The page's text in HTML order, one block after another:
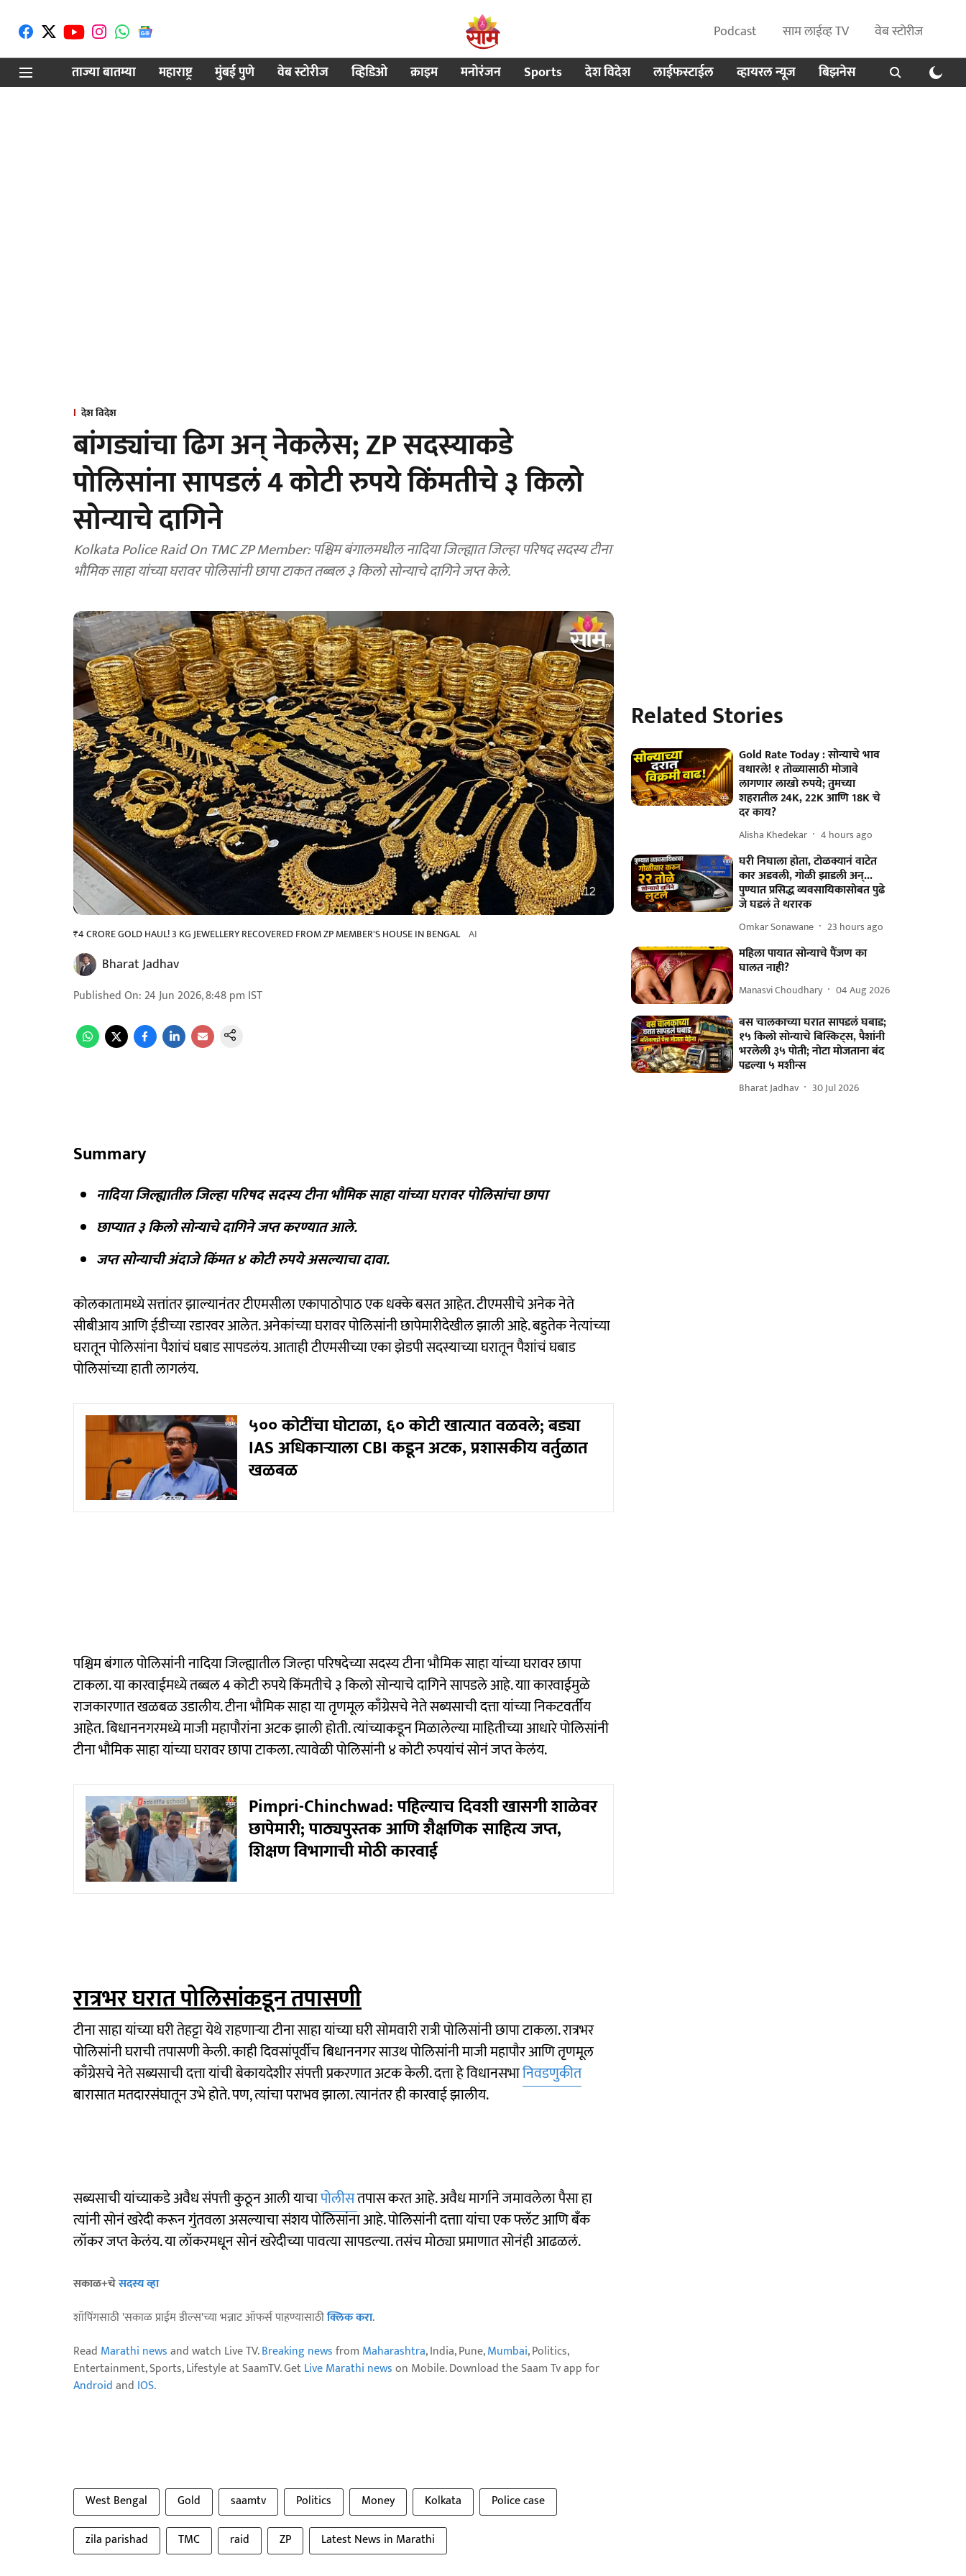
Podcast साम लाईव्ह TV
वेब स्टोरीज
ताज्या बातम्या
महाराष्ट्र मुंबई पुणे वेब स्टोरीज व्हिडिओ क्राइम मनोरंजन Sports देश विदेश लाईफस्टाईल व्हायरल न्यूज बिझनेस
देश विदेश
बांगड्यांचा ढिग अन् नेकलेस; ZP सदस्याकडे
पोलिसांना सापडलं 4 कोटी रुपये किंमतीचे ३ किलो
सोन्याचे दागिने
Kolkata Police Raid On TMC ZP Member: पश्चिम बंगालमधील नादिया जिल्ह्यात जिल्हा परिषद सदस्य टीना
भौमिक साहा यांच्या घरावर पोलिसांनी छापा टाकत तब्बल ३ किलो सोन्याचे दागिने जप्त केले.
₹4 CRORE GOLD HAUL! 3 KG JEWELLERY RECOVERED FROM ZP MEMBER'S HOUSE IN BENGAL AI
Bharat Jadhav
Published On: 24 Jun 2026, 8:48 pm IST
Summary
नादिया जिल्ह्यातील जिल्हा परिषद सदस्य टीना भौमिक साहा यांच्या घरावर पोलिसांचा छापा
छाप्यात ३ किलो सोन्याचे दागिने जप्त करण्यात आले.
जप्त सोन्याची अंदाजे किंमत ४ कोटी रुपये असल्याचा दावा.
कोलकातामध्ये सत्तांतर झाल्यानंतर टीएमसीला एकापाठोपाठ एक धक्के बसत आहेत. टीएमसीचे अनेक नेते
सीबीआय आणि ईडीच्या रडारवर आलेत. अनेकांच्या घरावर पोलिसांनी छापेमारीदेखील झाली आहे. बहुतेक नेत्यांच्या
घरातून पोलिसांना पैशांचं घबाड सापडलंय. आताही टीएमसीच्या एका झेडपी सदस्याच्या घरातून पैशांचं घबाड
पोलिसांच्या हाती लागलंय.
५०० कोटींचा घोटाळा, ६० कोटी खात्यात वळवले; बड्या
IAS अधिकाऱ्याला CBI कडून अटक, प्रशासकीय वर्तुळात
खळबळ
पश्चिम बंगाल पोलिसांनी नादिया जिल्ह्यातील जिल्हा परिषदेच्या सदस्य टीना भौमिक साहा यांच्या घरावर छापा
टाकला. या कारवाईमध्ये तब्बल 4 कोटी रुपये किंमतीचे ३ किलो सोन्याचे दागिने सापडले आहे. याा कारवाईमुळे
राजकारणात खळबळ उडालीय. टीना भौमिक साहा या तृणमूल काँग्रेसचे नेते सब्यसाची दत्ता यांच्या निकटवर्तीय
आहेत. बिधाननगरमध्ये माजी महापौरांना अटक झाली होती. त्यांच्याकडून मिळालेल्या माहितीच्या आधारे पोलिसांनी
टीना भौमिक साहा यांच्या घरावर छापा टाकला. त्यावेळी पोलिसांनी ४ कोटी रुपयांचं सोनं जप्त केलंय.
Pimpri-Chinchwad: पहिल्याच दिवशी खासगी शाळेवर
छापेमारी; पाठ्यपुस्तक आणि शैक्षणिक साहित्य जप्त,
शिक्षण विभागाची मोठी कारवाई
रात्रभर घरात पोलिसांकडून तपासणी
टीना साहा यांच्या घरी तेहट्टा येथे राहणाऱ्या टीना साहा यांच्या घरी सोमवारी रात्री पोलिसांनी छापा टाकला. रात्रभर
पोलिसांनी घराची तपासणी केली. काही दिवसांपूर्वीच बिधाननगर साउथ पोलिसांनी माजी महापौर आणि तृणमूल
काँग्रेसचे नेते सब्यसाची दत्ता यांची बेकायदेशीर संपत्ती प्रकरणात अटक केली. दत्ता हे विधानसभानिवडणुकीत
बारासात मतदारसंघातून उभे होते. पण, त्यांचा पराभव झाला. त्यानंतर ही कारवाई झालीय.
सब्यसाची यांच्याकडे अवैध संपत्ती कुठून आली याचापोलीसतपास करत आहे. अवैध मार्गाने जमावलेला पैसा हा
त्यांनी सोनं खरेदी करून गुंतवला असल्याचा संशय पोलिसांना आहे. पोलिसांनी दत्ताा यांचा एक फ्लॅट आणि बँक
लॉकर जप्त केलंय. या लॉकरमधून सोनं खरेदीच्या पावत्या सापडल्या. तसंच मोठ्या प्रमाणात सोनंही आढळलं.
सकाळ+चेसदस्य व्हा
शॉपिंगसाठी 'सकाळ प्राईम डील्स'च्या भन्नाट ऑफर्स पाहण्यासाठीक्लिक करा.
Read Marathi newsand watch Live TV.Breaking newsfrom Maharashtra, India, Pune,Mumbai, Politics,
Entertainment, Sports, Lifestyle at SaamTV. GetLive Marathi newson Mobile. Download the Saam Tv app for
Androidand IOS.
West Bengal Gold saamtv Politics Money Kolkata
Police case
zila parishad
TMC raid ZP Latest News in Marathi
Related Stories
Gold Rate Today : सोन्याचे भाव
वधारले! १ तोळ्यासाठी मोजावे
लागणार लाखो रुपये; तुमच्या
शहरातील 24K, 22K आणि 18K चे
दर काय?
Alisha Khedekar 4 hours ago
घरी निघाला होता, टोळक्यानं वाटेत
कार अडवली, गोळी झाडली अन्...
पुण्यात प्रसिद्ध व्यवसायिकासोबत पुढे
जे घडलं ते थरारक
Omkar Sonawane 23 hours ago
महिला पायात सोन्याचे पैंजण का
घालत नाही?
Manasvi Choudhary 04 Aug 2026
बस चालकाच्या घरात सापडलं घबाड;
१५ किलो सोन्याचे बिस्किट्स, पैशांनी
भरलेली ३५ पोती; नोटा मोजताना बंद
पडल्या ५ मशीन्स
Bharat Jadhav 30 Jul 2026